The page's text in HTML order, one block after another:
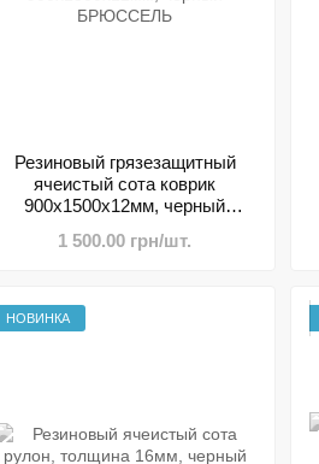
Резиновый грязезащитный
ячеистый сота коврик
900х1500х12мм, черный
1 500.00 грн/шт.
НОВИНКА